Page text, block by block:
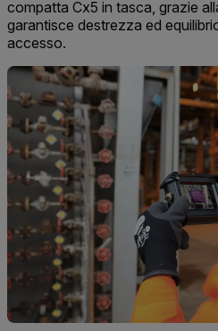
compatta Cx5 in tasca, grazie
garantisce destrezza ed
accesso.